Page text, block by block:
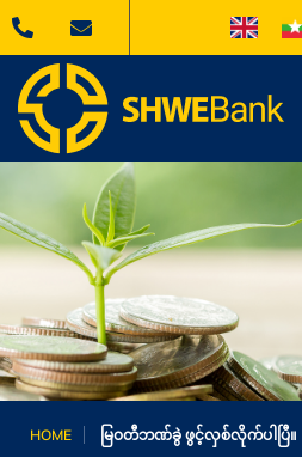
HOME မြဝတီဘဏ်ခွဲ ဖွင့်လှစ်လိုက်ပါပြီ။